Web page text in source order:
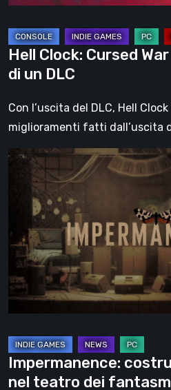
un
Hell Clock: Cursed
di un DLC
Con l’uscita del DLC, Hell
miglioramenti fatti dall’uscita
Impermanence:
costruire
santuario
nel
teatro
dei
fantasmi
Impermanence:
nel teatro dei